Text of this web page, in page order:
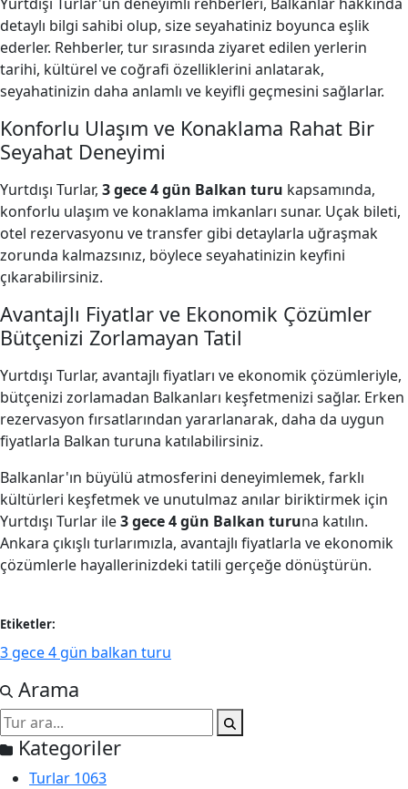
detaylı bilgi sahibi olup, size seyahatiniz boyunca eşlik
ederler. Rehberler, tur sırasında ziyaret edilen yerlerin
tarihi, kültürel ve coğrafi özelliklerini anlatarak,
seyahatinizin daha anlamlı ve keyifli geçmesini sağlarlar.
Konforlu Ulaşım ve Konaklama Rahat Bir
Seyahat Deneyimi
Yurtdışı Turlar, 3 gece 4 gün Balkan turu kapsamında,
konforlu ulaşım ve konaklama imkanları sunar. Uçak bileti,
otel rezervasyonu ve transfer gibi detaylarla uğraşmak
zorunda kalmazsınız, böylece seyahatinizin keyfini
çıkarabilirsiniz.
Avantajlı Fiyatlar ve Ekonomik Çözümler
Bütçenizi Zorlamayan Tatil
Yurtdışı Turlar, avantajlı fiyatları ve ekonomik çözümleriyle,
bütçenizi zorlamadan Balkanları keşfetmenizi sağlar. Erken
rezervasyon fırsatlarından yararlanarak, daha da uygun
fiyatlarla Balkan turuna katılabilirsiniz.
Balkanlar'ın büyülü atmosferini deneyimlemek, farklı
kültürleri keşfetmek ve unutulmaz anılar biriktirmek için
Yurtdışı Turlar ile3 gece 4 gün Balkan turuna katılın.
Ankara çıkışlı turlarımızla, avantajlı fiyatlarla ve ekonomik
çözümlerle hayallerinizdeki tatili gerçeğe dönüştürün.
Etiketler:
3 gece 4 gün balkan turu
Arama
Kategoriler
Turlar 1063